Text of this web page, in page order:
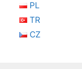
PL
TR
CZ